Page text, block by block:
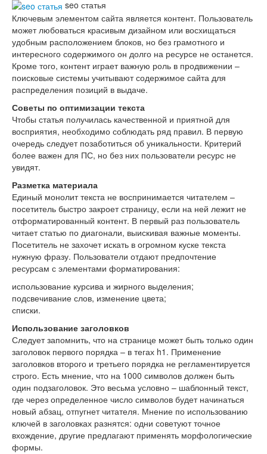
seo статья
Ключевым элементом сайта является контент. Пользователь
может любоваться красивым дизайном или восхищаться
удобным расположением блоков, но без грамотного и
интересного содержимого он долго на ресурсе не останется.
Кроме того, контент играет важную роль в продвижении –
поисковые системы учитывают содержимое сайта для
распределения позиций в выдаче.
Советы по оптимизации текста
Чтобы статья получилась качественной и приятной для
восприятия, необходимо соблюдать ряд правил. В первую
очередь следует позаботиться об уникальности. Критерий
более важен для ПС, но без них пользователи ресурс не
увидят.
Разметка материала
Единый монолит текста не воспринимается читателем –
посетитель быстро закроет страницу, если на ней лежит не
отформатированный контент. В первый раз пользователь
читает статью по диагонали, выискивая важные моменты.
Посетитель не захочет искать в огромном куске текста
нужную фразу. Пользователи отдают предпочтение
ресурсам с элементами форматирования:
использование курсива и жирного выделения;
подсвечивание слов, изменение цвета;
списки.
Использование заголовков
Следует запомнить, что на странице может быть только один
заголовок первого порядка – в тегах h1. Применение
заголовков второго и третьего порядка не регламентируется
строго. Есть мнение, что на 1000 символов должен быть
один подзаголовок. Это весьма условно – шаблонный текст,
где через определенное число символов будет начинаться
новый абзац, отпугнет читателя. Мнение по использованию
ключей в заголовках разнятся: одни советуют точное
вхождение, другие предлагают применять морфологические
формы.